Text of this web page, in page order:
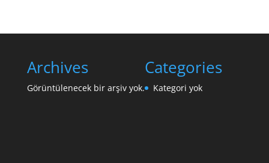
Archives
Görüntülenecek bir arşiv yok.
Categories
Kategori yok